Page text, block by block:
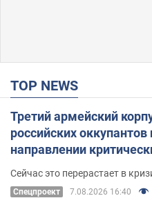
TOP NEWS
Третий армейский
российских
направлении
удалось
Сейчас это перерастает в
Спецпроект 7.08.2026 16:40